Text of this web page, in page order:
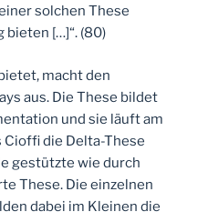
solchen These
bieten […]“. (80)
macht den
aus. Die These bildet
und sie läuft am
Cioffi die Delta-These
gestützte wie durch
These. Die einzelnen
dabei im Kleinen die